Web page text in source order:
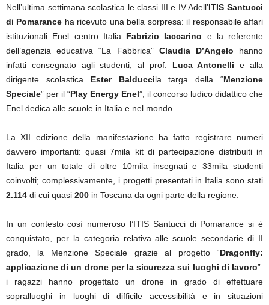
Nell’ultima settimana scolastica le classi III e IV Adell’ITIS Santucci
di Pomarance ha ricevuto una bella sorpresa: il responsabile affari
istituzionali Enel centro Italia Fabrizio Iaccarino e la referente
dell’agenzia educativa “La Fabbrica” Claudia D’Angelo hanno
infatti consegnato agli studenti, al prof. Luca Antonelli e alla
dirigente scolastica Ester Balduccila targa della “Menzione
Speciale” per il “Play Energy Enel”, il concorso ludico didattico che
Enel dedica alle scuole in Italia e nel mondo.
La XII edizione della manifestazione ha fatto registrare numeri
davvero importanti: quasi 7mila kit di partecipazione distribuiti in
Italia per un totale di oltre 10mila insegnati e 33mila studenti
coinvolti; complessivamente, i progetti presentati in Italia sono stati
2.114 di cui quasi 200 in Toscana da ogni parte della regione.
In un contesto così numeroso l’ITIS Santucci di Pomarance si è
conquistato, per la categoria relativa alle scuole secondarie di II
grado, la Menzione Speciale grazie al progetto “Dragonfly:
applicazione di un drone per la sicurezza sui luoghi di lavoro”:
i ragazzi hanno progettato un drone in grado di effettuare
sopralluoghi in luoghi di difficile accessibilità e in situazioni